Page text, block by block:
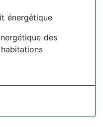
énergétique
des